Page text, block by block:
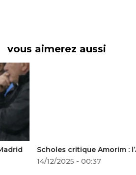
vous aimerez aussi
Scholes critique Amorim : l’ADN
14/12/2025 - 00:37